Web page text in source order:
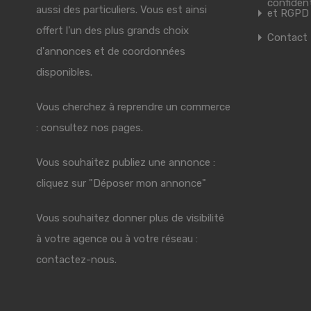
aussi des particuliers. Vous est ainsi
offert l'un des plus grands choix
d'annonces et de coordonnées
disponibles.
Vous cherchez à reprendre un commerce
: consultez nos pages.
Vous souhaitez publiez une annonce :
cliquez sur "Déposer mon annonce"
Vous souhaitez donner plus de visibilité
à votre agence ou à votre réseau :
contactez-nous.
et RGPD
Contact